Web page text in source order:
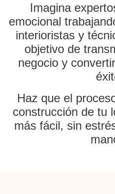
Imagina
emocional
interioristas y
objetivo de
negocio y
Haz que el
construcción de tu
más fácil, sin